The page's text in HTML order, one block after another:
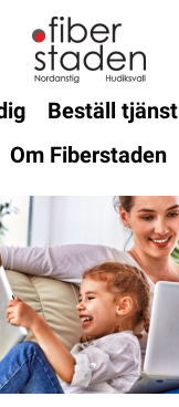
Beställ tjänst
Om Fiberstaden